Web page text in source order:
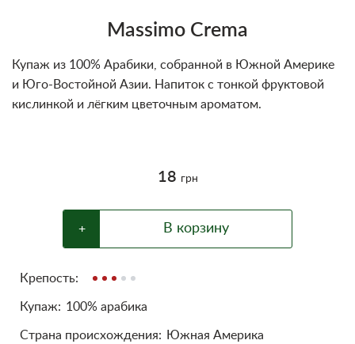
Massimo Crema
Купаж из 100% Арабики, собранной в Южной Америке
и Юго-Востойной Азии. Напиток с тонкой фруктовой
кислинкой и лёгким цветочным ароматом.
18 грн
+ В корзину
Крепость:
Купаж: 100% арабика
Cтрана происхождения: Южная Америка
Условия